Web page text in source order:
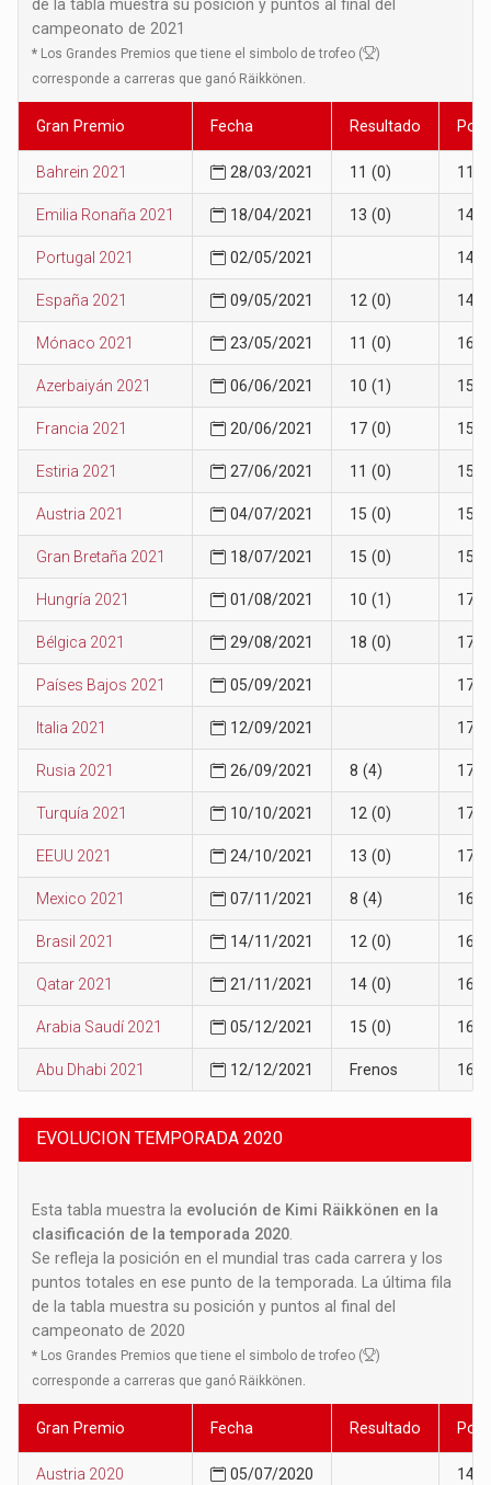
de la tabla muestra su posición y puntos al final del
campeonato de 2021
* Los Grandes Premios que tiene el simbolo de trofeo (
)
corresponde a carreras que ganó Räikkönen.
Gran Premio Fecha Resultado
Bahrein 2021 28/03/2021 11 (0) 11
Emilia Ronaña 2021 18/04/2021 13 (0) 14
Portugal 2021 02/05/2021 14
España 2021 09/05/2021 12 (0) 14
Mónaco 2021 23/05/2021 11 (0) 16
Azerbaiyán 2021 06/06/2021 10 (1) 15
Francia 2021 20/06/2021 17 (0) 15
Estiria 2021 27/06/2021 11 (0) 15
Austria 2021 04/07/2021 15 (0) 15
Gran Bretaña 2021 18/07/2021 15 (0) 15
Hungría 2021 01/08/2021 10 (1) 17
Bélgica 2021 29/08/2021 18 (0) 17
Países Bajos 2021 05/09/2021 17
Italia 2021 12/09/2021 17
Rusia 2021 26/09/2021 8 (4) 17
Turquía 2021 10/10/2021 12 (0) 17
EEUU 2021 24/10/2021 13 (0) 17
Mexico 2021 07/11/2021 8 (4) 16
Brasil 2021 14/11/2021 12 (0) 16
Qatar 2021 21/11/2021 14 (0) 16
Arabia Saudí 2021 05/12/2021 15 (0) 16
Abu Dhabi 2021 12/12/2021 Frenos 16
EVOLUCION TEMPORADA 2020
Esta tabla muestra la evolución de Kimi Räikkönen en la
clasificación de la temporada 2020
Se refleja la posición en el mundial tras cada carrera y los
puntos totales en ese punto de la temporada. La última fila
de la tabla muestra su posición y puntos al final del
campeonato de 2020
* Los Grandes Premios que tiene el simbolo de trofeo (
)
corresponde a carreras que ganó Räikkönen.
Gran Premio Fecha Resultado
Austria 2020 05/07/2020 14